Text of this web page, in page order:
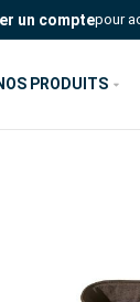
un comptepour
PRODUITS